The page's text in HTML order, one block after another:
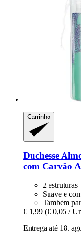
Carrinho
Duchesse
com Carvão
2 estruturas
Suave e
Também
€ 1,99 (€ 0,05 /
Entrega até 18.